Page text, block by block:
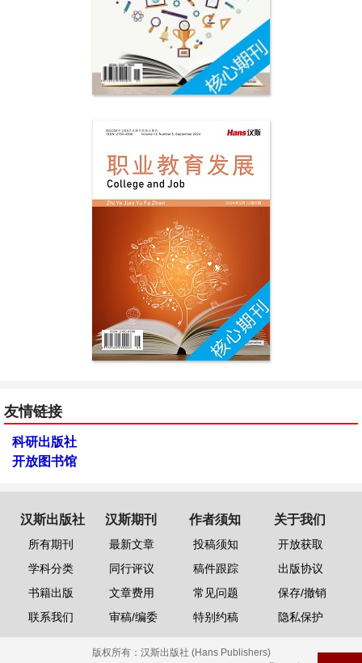
友情链接
科研出版社
开放图书馆
汉斯出版社
所有期刊
学科分类
书籍出版
联系我们
汉斯期刊
最新文章
同行评议
文章费用
审稿/编委
作者须知
投稿须知
稿件跟踪
常见问题
特别约稿
关于我们
开放获取
出版协议
保存/撤销
隐私保护
版权所有： 汉斯出版社 (Hans Publishers)